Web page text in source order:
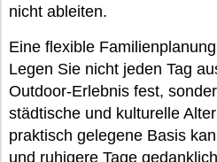
nicht ableiten.
Eine flexible
Legen Sie nicht jeden Tag
Outdoor-Erlebnis fest,
städtische und kulturelle
praktisch gelegene Basis
und ruhigere Tage